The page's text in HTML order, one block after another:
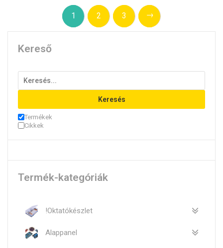
1 2 3 →
Kereső
Keresés
Termékek
Cikkek
Termék-kategóriák
!Oktatókészlet
Alappanel